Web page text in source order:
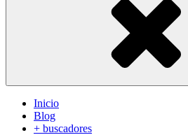
Inicio
Blog
+ buscadores